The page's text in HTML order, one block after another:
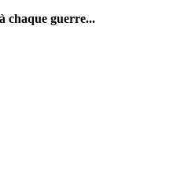
chaque guerre...